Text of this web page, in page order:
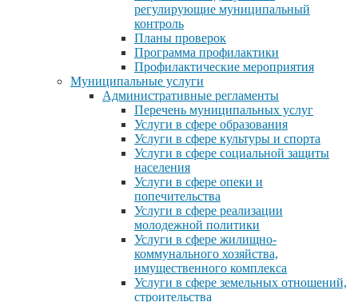
регулирующие муниципальный
контроль
Планы проверок
Программа профилактики
Профилактические мероприятия
Муниципальные услуги
Административные регламенты
Перечень муниципальных услуг
Услуги в сфере образования
Услуги в сфере культуры и спорта
Услуги в сфере социальной защиты
населения
Услуги в сфере опеки и
попечительства
Услуги в сфере реализации
молодежной политики
Услуги в сфере жилищно-
коммунального хозяйства,
имущественного комплекса
Услуги в сфере земельных отношений,
строительства